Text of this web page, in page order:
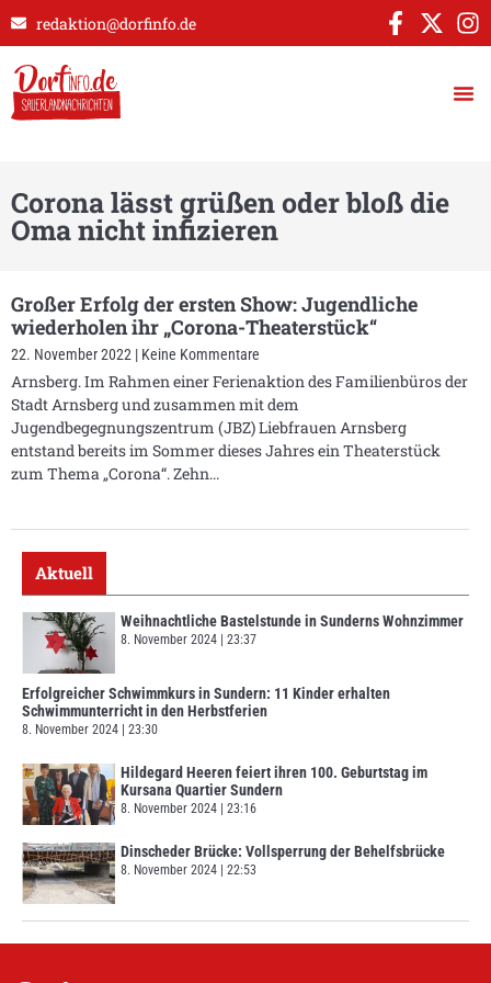
redaktion@dorfinfo.de
Corona lässt grüßen oder bloß die
Oma nicht infizieren
Großer Erfolg der ersten Show: Jugendliche
wiederholen ihr „Corona-Theaterstück“
22. November 2022 Keine Kommentare
Arnsberg. Im Rahmen einer Ferienaktion des Familienbüros der
Stadt Arnsberg und zusammen mit dem
Jugendbegegnungszentrum (JBZ) Liebfrauen Arnsberg
entstand bereits im Sommer dieses Jahres ein Theaterstück
zum Thema „Corona“. Zehn
Aktuell
Weihnachtliche Bastelstunde in Sunderns Wohnzimmer
8. November 2024 23:37
Erfolgreicher Schwimmkurs in Sundern: 11 Kinder erhalten
Schwimmunterricht in den Herbstferien
8. November 2024 23:30
Hildegard Heeren feiert ihren 100. Geburtstag im
Kursana Quartier Sundern
8. November 2024 23:16
Dinscheder Brücke: Vollsperrung der Behelfsbrücke
8. November 2024 22:53